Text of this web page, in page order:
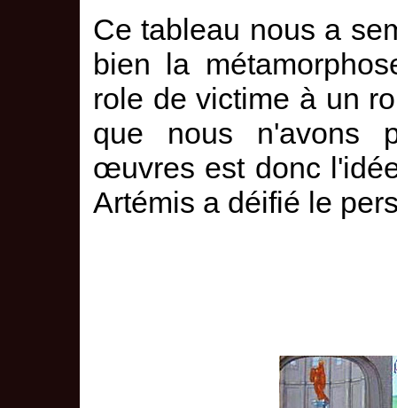
Ce tableau nous a
bien la
role de victime à un
que nous n'avons
œuvres est donc
Artémis a déifié le